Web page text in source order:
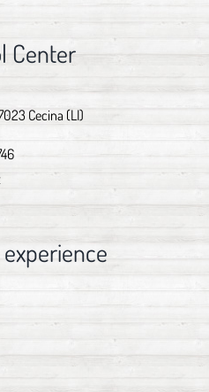
Center
Cecina (LI)